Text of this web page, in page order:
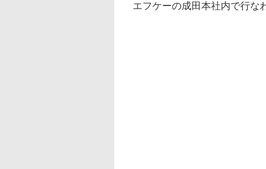
エフケーの成田本社内で行な